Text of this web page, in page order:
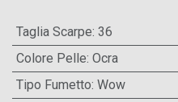
Taglia Scarpe: 36
Colore Pelle: Ocra
Tipo Fumetto: Wow